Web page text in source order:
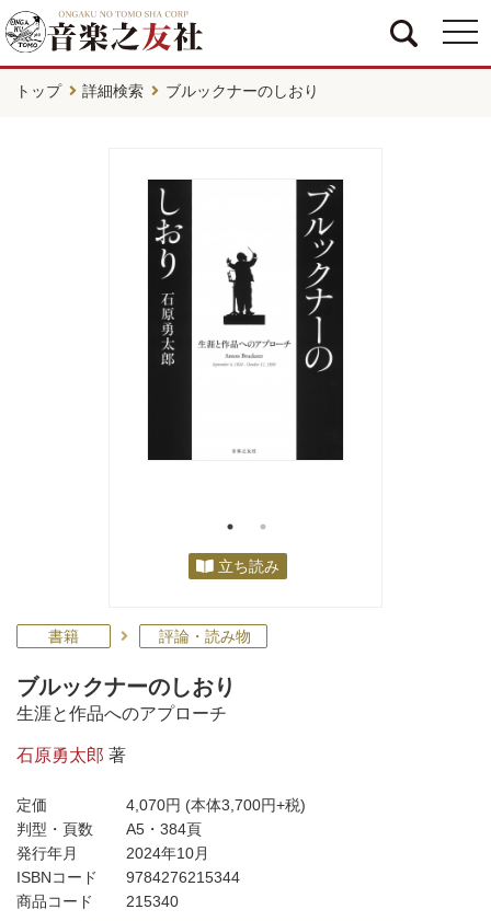
トップ 詳細検索 ブルックナーのしおり
立ち読み
書籍 評論・読み物
ブルックナーのしおり
生涯と作品へのアプローチ
石原勇太郎 著
定価 4,070円 (本体3,700円+税)
判型・頁数
A5・384頁
発行年月
2024年10月
ISBNコード
9784276215344
商品コード
215340